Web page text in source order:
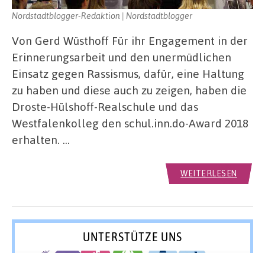
Nordstadtblogger-Redaktion | Nordstadtblogger
Von Gerd Wüsthoff Für ihr Engagement in der
Erinnerungsarbeit und den unermüdlichen
Einsatz gegen Rassismus, dafür, eine Haltung
zu haben und diese auch zu zeigen, haben die
Droste-Hülshoff-Realschule und das
Westfalenkolleg den schul.inn.do-Award 2018
erhalten. …
WEITERLESEN
UNTERSTÜTZE UNS